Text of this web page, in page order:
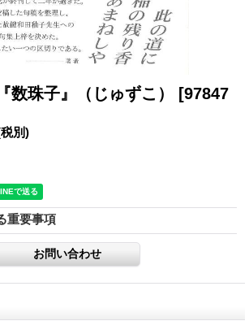
数珠子』（じゅずこ）
[97847
別)
重要事項